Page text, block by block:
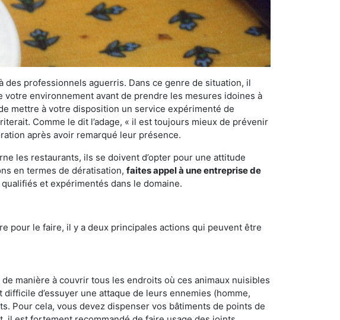
professionnels aguerris. Dans ce genre de situation, il
environnement avant de prendre les mesures idoines à
mettre à votre disposition un service expérimenté de
Comme le dit l’adage, « il est toujours mieux de prévenir
après avoir remarqué leur présence.
les restaurants, ils se doivent d’opter pour une attitude
en termes de dératisation, faites appel à une entreprise de
et expérimentés dans le domaine.
pour le faire, il y a deux principales actions qui peuvent être
manière à couvrir tous les endroits où ces animaux nuisibles
d’essuyer une attaque de leurs ennemies (homme,
Pour cela, vous devez dispenser vos bâtiments de points de